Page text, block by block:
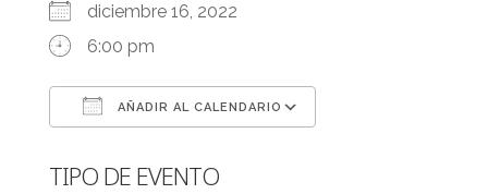
diciembre 16, 2022
6:00 pm
AÑADIR AL CALENDARIO
TIPO DE EVENTO